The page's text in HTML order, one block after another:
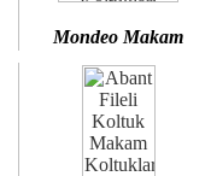
Mondeo Makam